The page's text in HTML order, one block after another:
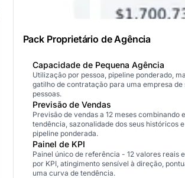
Pack Proprietário de Agência
Capacidade de Pequena Agência
Utilização por pessoa, pipeline ponderado,
gatilho de contratação para uma empresa
pessoas.
Previsão de Vendas
Previsão de vendas a 12 meses combinando
tendência, sazonalidade dos seus históricos
pipeline ponderada.
Painel de KPI
Painel único de referência - 12 valores reais
por KPI, atingimento sensível à direção,
uma curva de tendência.